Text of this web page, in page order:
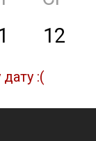
12
:(